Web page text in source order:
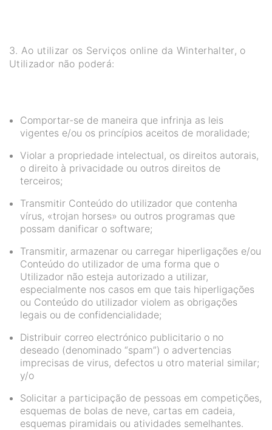
3. Ao utilizar os Serviços online da Winterhalter, o
Utilizador não poderá:
Comportar-se de maneira que infrinja as leis
vigentes e/ou os princípios aceitos de moralidade;
Violar a propriedade intelectual, os direitos autorais,
o direito à privacidade ou outros direitos de
terceiros;
Transmitir Conteúdo do utilizador que contenha
vírus, «trojan horses» ou outros programas que
possam danificar o software;
Transmitir, armazenar ou carregar hiperligações e/ou
Conteúdo do utilizador de uma forma que o
Utilizador não esteja autorizado a utilizar,
especialmente nos casos em que tais hiperligações
ou Conteúdo do utilizador violem as obrigações
legais ou de confidencialidade;
Distribuir correo electrónico publicitario o no
deseado (denominado “spam”) o advertencias
imprecisas de virus, defectos u otro material similar;
y/o
Solicitar a participação de pessoas em competições,
esquemas de bolas de neve, cartas em cadeia,
esquemas piramidais ou atividades semelhantes.